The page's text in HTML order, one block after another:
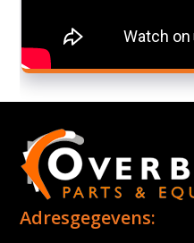
Adresgegevens: